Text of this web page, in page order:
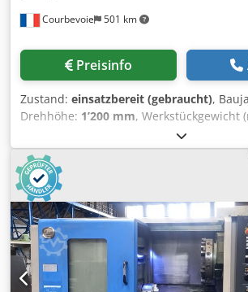
Courbevoie 501 km
Preisinfo
Zustand: einsatzbereit (gebraucht),
Drehhöhe: 1’200 mm, Werkstückgewicht
1’800 mm,
Gesamtgewicht:25’000 kg, Fanuc 18ITB
Fräsen, Bohren Werkzeugwechsler mit
Planscheibe 1600 mm, max.
Durchgangshöhe 1200 mm Maximale
Drehzahl 250 U/min Djdpfxozh Uz Ae
Werkstückgewicht auf Planscheibe 8000